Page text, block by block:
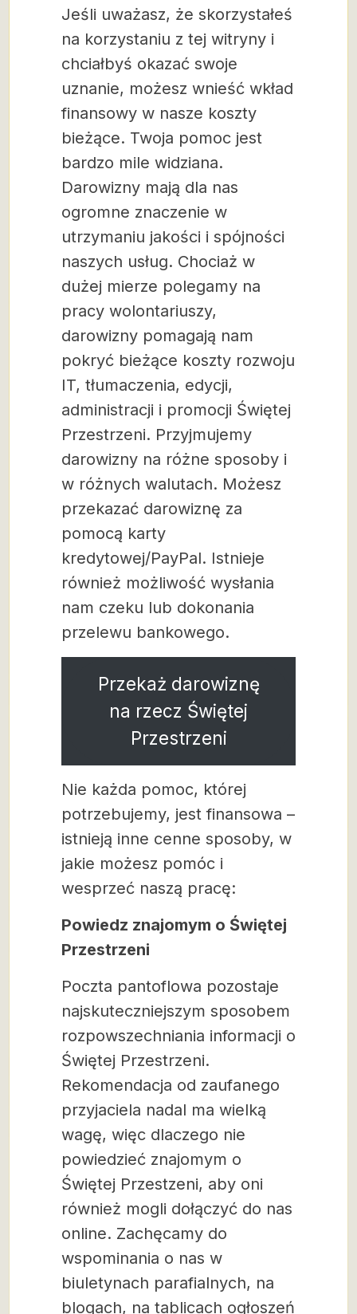
Jeśli uważasz, że skorzystałeś
na korzystaniu z tej witryny i
chciałbyś okazać swoje
uznanie, możesz wnieść wkład
finansowy w nasze koszty
bieżące. Twoja pomoc jest
bardzo mile widziana.
Darowizny mają dla nas
ogromne znaczenie w
utrzymaniu jakości i spójności
naszych usług. Chociaż w
dużej mierze polegamy na
pracy wolontariuszy,
darowizny pomagają nam
pokryć bieżące koszty rozwoju
IT, tłumaczenia, edycji,
administracji i promocji Świętej
Przestrzeni. Przyjmujemy
darowizny na różne sposoby i
w różnych walutach. Możesz
przekazać darowiznę za
pomocą karty
kredytowej/PayPal. Istnieje
również możliwość wysłania
nam czeku lub dokonania
przelewu bankowego.
Przekaż darowiznę
na rzecz Świętej
Przestrzeni
Nie każda pomoc, której
potrzebujemy, jest finansowa –
istnieją inne cenne sposoby, w
jakie możesz pomóc i
wesprzeć naszą pracę:
Powiedz znajomym o Świętej
Przestrzeni
Poczta pantoflowa pozostaje
najskuteczniejszym sposobem
rozpowszechniania informacji o
Świętej Przestrzeni.
Rekomendacja od zaufanego
przyjaciela nadal ma wielką
wagę, więc dlaczego nie
powiedzieć znajomym o
Świętej Przestzeni, aby oni
również mogli dołączyć do nas
online. Zachęcamy do
wspominania o nas w
biuletynach parafialnych, na
blogach, na tablicach ogłoszeń